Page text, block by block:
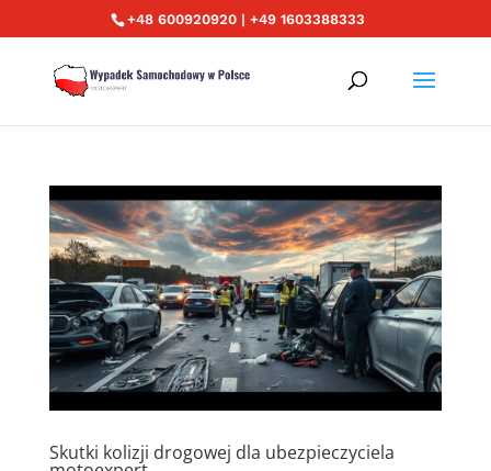
+48 600920920 | +49 1603388333
Skutki kolizji drogowej dla ubezpieczyciela